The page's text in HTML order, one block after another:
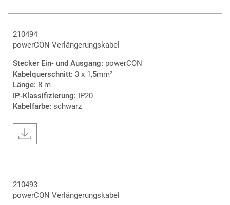
210494
powerCON Verlängerungskabel
Stecker Ein- und Ausgang: powerCON
Kabelquerschnitt: 3 x 1,5mm²
Länge: 8 m
IP-Klassifizierung: IP20
Kabelfarbe: schwarz
210493
powerCON Verlängerungskabel